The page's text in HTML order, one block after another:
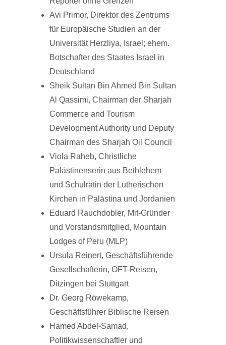
Avi Primor, Direktor des Zentrums
für Europäische Studien an der
Universität Herzliya, Israel; ehem.
Botschafter des Staates Israel in
Deutschland
Sheik Sultan Bin Ahmed Bin Sultan
Al Qassimi, Chairman der Sharjah
Commerce and Tourism
Development Authority und Deputy
Chairman des Sharjah Oil Council
Viola Raheb, Christliche
Palästinenserin aus Bethlehem
und Schulrätin der Lutherischen
Kirchen in Palästina und Jordanien
Eduard Rauchdobler, Mit-Gründer
und Vorstandsmitglied, Mountain
Lodges of Peru (MLP)
Ursula Reinert, Geschäftsführende
Gesellschafterin, OFT-Reisen,
Ditzingen bei Stuttgart
Dr. Georg Röwekamp,
Geschäftsführer Biblische Reisen
Hamed Abdel-Samad,
Politikwissenschaftler und